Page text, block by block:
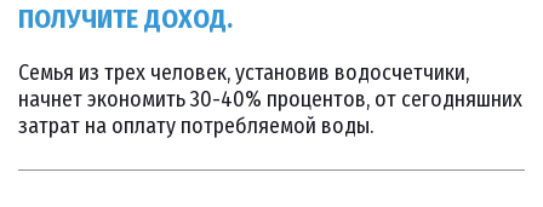
ПОЛУЧИТЕ ДОХОД.
Семья из трех человек, установив водосчетчики,
начнет экономить 30-40% процентов, от сегодняшних
затрат на оплату потребляемой воды.